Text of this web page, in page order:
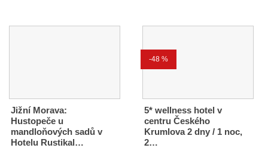
Jižní Morava:
Hustopeče u
mandloňových sadů v
Hotelu Rustikal…
-48 %
5* wellness hotel v
centru Českého
Krumlova 2 dny / 1 noc,
2…